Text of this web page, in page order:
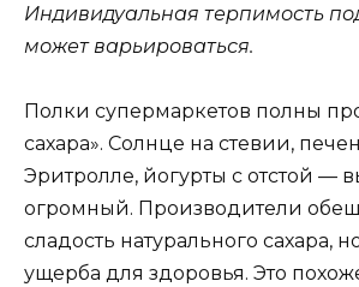
Индивидуальная терпимость
может варьироваться.
Полки супермаркетов полны
сахара». Солнце на стевии,
Эритролле, йогурты с отстой —
огромный. Производители
сладость натурального сахара,
ущерба для здоровья. Это